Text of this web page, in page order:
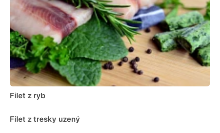
Filet z ryb
Filet z tresky uzený